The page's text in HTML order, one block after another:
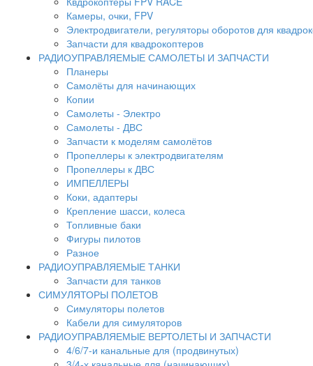
Камеры, очки, FPV
Электродвигатели, регуляторы оборотов для
Запчасти для квадрокоптеров
РАДИОУПРАВЛЯЕМЫЕ САМОЛЕТЫ И ЗАПЧАСТИ
Планеры
Самолёты для начинающих
Копии
Самолеты - Электро
Самолеты - ДВС
Запчасти к моделям самолётов
Пропеллеры к электродвигателям
Пропеллеры к ДВС
ИМПЕЛЛЕРЫ
Коки, адаптеры
Крепление шасси, колеса
Топливные баки
Фигуры пилотов
Разное
РАДИОУПРАВЛЯЕМЫЕ ТАНКИ
Запчасти для танков
СИМУЛЯТОРЫ ПОЛЕТОВ
Симуляторы полетов
Кабели для симуляторов
РАДИОУПРАВЛЯЕМЫЕ ВЕРТОЛЕТЫ И ЗАПЧАСТИ
4/6/7-и канальные для (продвинутых)